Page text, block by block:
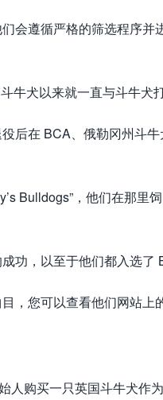
会遵循严格的筛选程序并
牛犬以来就一直与斗牛犬打
后在 BCA、俄勒冈州斗
Bulldogs”，他们在那里
功，以至于他们都入选了
，您可以查看他们网站
人购买一只英国斗牛犬作